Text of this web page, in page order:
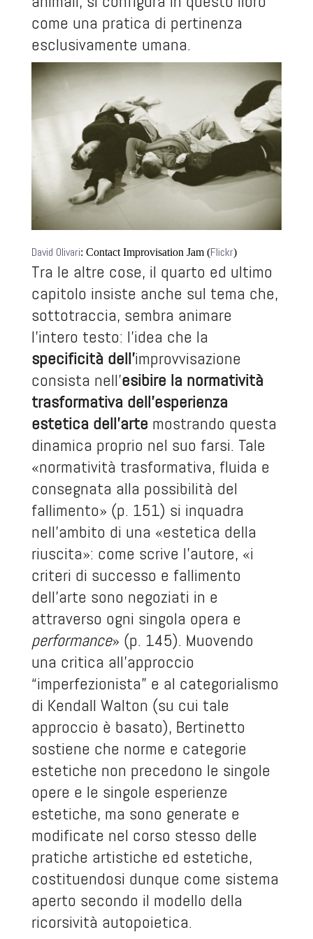
come una pratica di pertinenza
esclusivamente umana.
David Olivari: Contact Improvisation Jam (Flickr)
Tra le altre cose, il quarto ed ultimo
capitolo insiste anche sul tema che,
sottotraccia, sembra animare
l’intero testo: l’idea che la
specificità dell’improvvisazione
consista nell’esibire la normatività
trasformativa dell’esperienza
estetica dell’artemostrando questa
dinamica proprio nel suo farsi. Tale
«normatività trasformativa, fluida e
consegnata alla possibilità del
fallimento» (p. 151) si inquadra
nell’ambito di una «estetica della
riuscita»: come scrive l’autore, «i
criteri di successo e fallimento
dell’arte sono negoziati in e
attraverso ogni singola opera e
performance» (p. 145). Muovendo
una critica all’approccio
“imperfezionista” e al categorialismo
di Kendall Walton (su cui tale
approccio è basato), Bertinetto
sostiene che norme e categorie
estetiche non precedono le singole
opere e le singole esperienze
estetiche, ma sono generate e
modificate nel corso stesso delle
pratiche artistiche ed estetiche,
costituendosi dunque come sistema
aperto secondo il modello della
ricorsività autopoietica.